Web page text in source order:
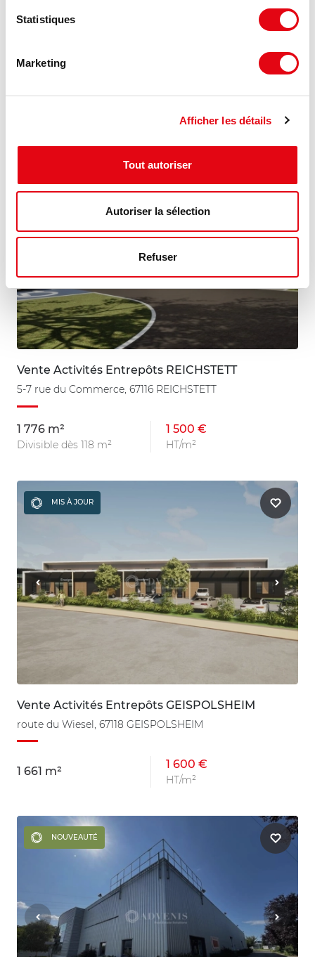
Statistiques
Marketing
Afficher les détails
Tout autoriser
Autoriser la sélection
Refuser
474 m² 1 350 €
Vente Activités Entrepôts REICHSTETT
5-7 rue du Commerce, 67116 REICHSTETT
1 776 m²
Divisible dès 118 m²
1 500 €
HT/m²
MIS À JOUR
Vente Activités Entrepôts GEISPOLSHEIM
route du Wiesel, 67118 GEISPOLSHEIM
1 661 m²
1 600 €
HT/m²
NOUVEAUTÉ